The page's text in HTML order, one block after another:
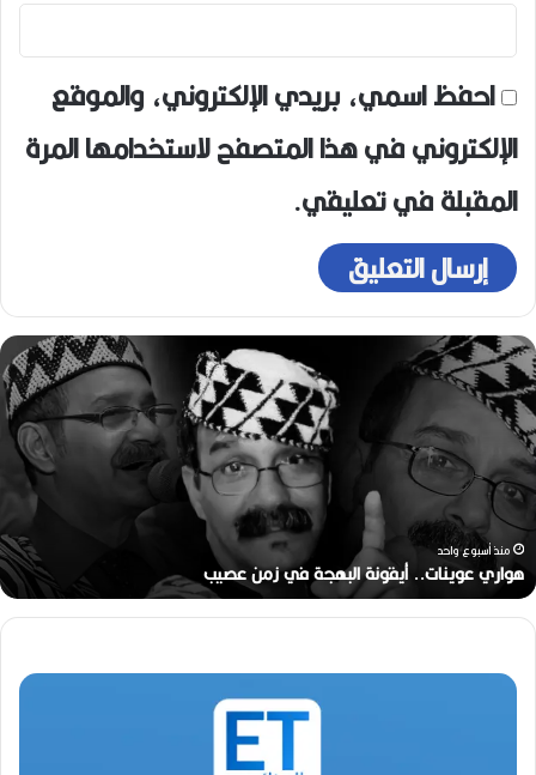
احفظ اسمي، بريدي الإلكتروني، والموقع
الإلكتروني في هذا المتصفح لاستخدامها المرة
المقبلة في تعليقي.
ه
و
ا
ر
ي
ع
و
ي
ا
ت
.
منذ أسبوع واحد
هواري عوينات.. أيقونة البهجة في زمن عصيب